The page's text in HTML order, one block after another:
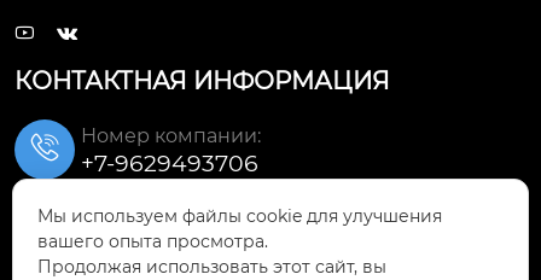
 
КОНТАКТНАЯ ИНФОРМАЦИЯ
 Номер компании:
+7-9629493706
 Электронная почта:
qishuai@zbqishuai.cn
Мы используем файлы cookie для улучшения
вашего опыта просмотра.
Продолжая использовать этот сайт, вы